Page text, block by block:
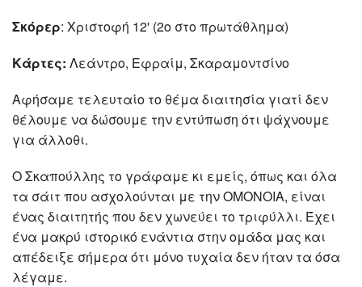
Σκόρερ: Χριστοφή 12' (2ο στο πρωτάθλημα)
Κάρτες: Λεάντρο, Εφραίμ, Σκαραμοντσίνο
Αφήσαμε τελευταίο το θέμα διαιτησία γιατί δεν
θέλουμε να δώσουμε την εντύπωση ότι ψάχνουμε
για άλλοθι.
Ο Σκαπούλλης το γράφαμε κι εμείς, όπως και όλα
τα σάιτ που ασχολούνται με την ΟΜΟΝΟΙΑ, είναι
ένας διαιτητής που δεν χωνεύει το τριφύλλι. Έχει
ένα μακρύ ιστορικό ενάντια στην ομάδα μας και
απέδειξε σήμερα ότι μόνο τυχαία δεν ήταν τα όσα
λέγαμε.